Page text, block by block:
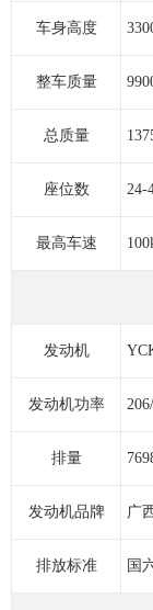
车身高度
整车质量
总质量
座位数 24-
最高车速
发动机
发动机功率
排量
发动机品牌 广
排放标准 国